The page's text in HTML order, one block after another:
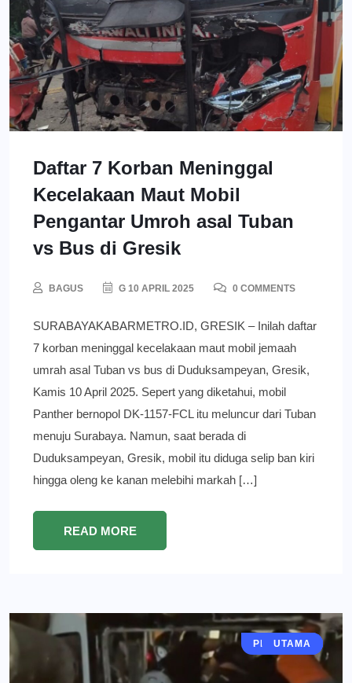
Daftar 7 Korban Meninggal
Kecelakaan Maut Mobil
Pengantar Umroh asal Tuban
vs Bus di Gresik
BAGUS G 10 APRIL 2025 0 COMMENTS
SURABAYAKABARMETRO.ID, GRESIK – Inilah daftar
7 korban meninggal kecelakaan maut mobil jemaah
umrah asal Tuban vs bus di Duduksampeyan, Gresik,
Kamis 10 April 2025. Sepert yang diketahui, mobil
Panther bernopol DK-1157-FCL itu meluncur dari Tuban
menuju Surabaya. Namun, saat berada di
Duduksampeyan, Gresik, mobil itu diduga selip ban kiri
hingga oleng ke kanan melebihi markah […]
READ MORE
BERITA
GRESIK
PERISTIWA
UTAMA